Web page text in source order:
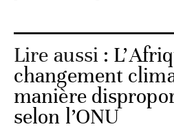
Lire aussi :
changement
manière
selon l’ONU